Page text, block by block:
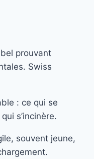
prouvant
Swiss
: ce qui se
s’incinère.
souvent jeune,